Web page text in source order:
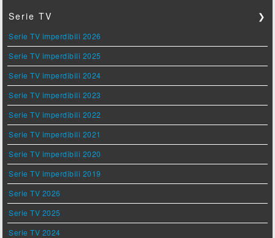
Serie TV ❯
Serie TV imperdibili 2026
Serie TV imperdibili 2025
Serie TV imperdibili 2024
Serie TV imperdibili 2023
Serie TV imperdibili 2022
Serie TV imperdibili 2021
Serie TV imperdibili 2020
Serie TV imperdibili 2019
Serie TV 2026
Serie TV 2025
Serie TV 2024